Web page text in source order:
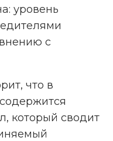
уровень
с
что в
который сводит